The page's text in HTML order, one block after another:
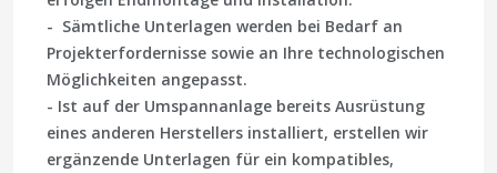
- Sämtliche Unterlagen werden bei Bedarf an
Projekterfordernisse sowie an Ihre technologischen
Möglichkeiten angepasst.
- Ist auf der Umspannanlage bereits Ausrüstung
eines anderen Herstellers installiert, erstellen wir
ergänzende Unterlagen für ein kompatibles,